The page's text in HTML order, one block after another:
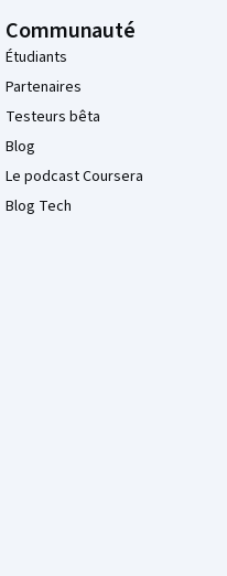
Communauté
Étudiants
Partenaires
Testeurs bêta
Blog
Le podcast Coursera
Blog Tech